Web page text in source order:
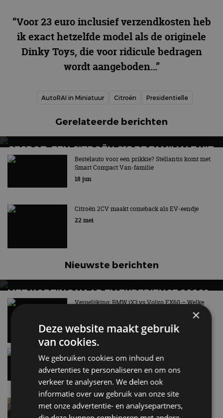
“Voor 23 euro inclusief verzendkosten heb
ik exact hetzelfde model als de originele
Dinky Toys, die voor ridicule bedragen
wordt aangeboden…”
AutoRAI in Miniatuur Citroën Presidentielle
Gerelateerde berichten
GESPOT: EEN CITROËN C15 RE FAMILIALE UIT
1995
Voorloper van de MPV + bonusspot
Bestelauto voor een prikkie? Stellantis komt met
Smart Compact Van-familie
18 jun
Citroën 2CV maakt comeback als EV-eendje
22 mei
Nieuwste berichten
MET KORTING NAAR EV EXPERIENCE 2026?
AUTORAI REGELT HET!Vergelijking: BMW iX3 vs Volvo EX60 – Welke
7 aug
Lamborghini Revuelto eert 60 jaar Miura met
speciale editie
×
Deze website maakt gebruik
van cookies.
We gebruiken cookies om inhoud en
advertenties te personaliseren en om ons
verkeer te analyseren. We delen ook
informatie over uw gebruik van onze site
met onze advertentie- en analysepartners,